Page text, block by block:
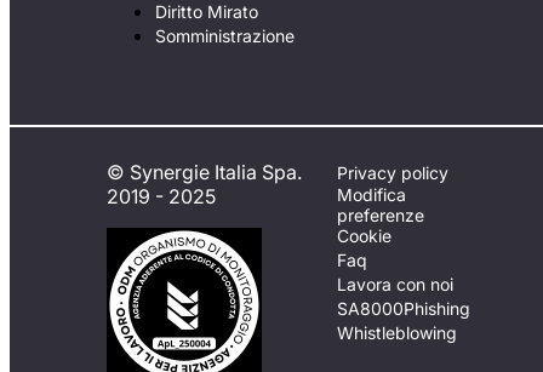
Diritto Mirato
Somministrazione
© Synergie Italia Spa.
2019 - 2025
Privacy policy
Modifica
preferenze
Cookie
Faq
Lavora con noi
SA8000Phishing
Whistleblowing